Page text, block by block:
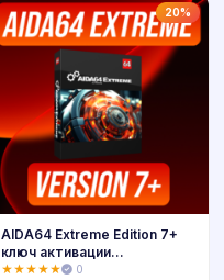
Купить
20%
AIDA64 Extreme Edition 7+
ключ активации
(Бессрочно)
★★★★★ 0